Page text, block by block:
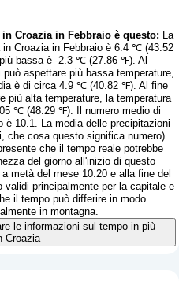
Croazia in Febbraio è questo: La
in Croazia in Febbraio è 6.4 ℃ (43.52
bassa è -2.3 ℃ (27.86 ℉). Al
aspettare più bassa temperature,
è di circa 4.9 ℃ (40.82 ℉). Al fine
più alta temperature, la temperatura
℃ (48.29 ℉). Il numero medio di
è 10.1. La media delle precipitazioni
che cosa questo significa numero).
che il tempo reale potrebbe
del giorno all'inizio di questo
metà del mese 10:20 e alla fine del
validi principalmente per la capitale e
il tempo può differire in modo
in montagna.
le informazioni sul tempo in più
Croazia